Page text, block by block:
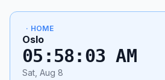
· HOME
Oslo
05:58:03 AM
Sat, Aug 8